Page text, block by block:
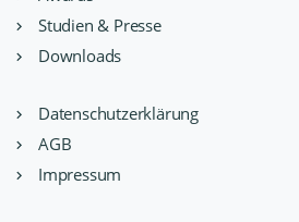
Studien & Presse
Downloads
Datenschutzerklärung
AGB
Impressum